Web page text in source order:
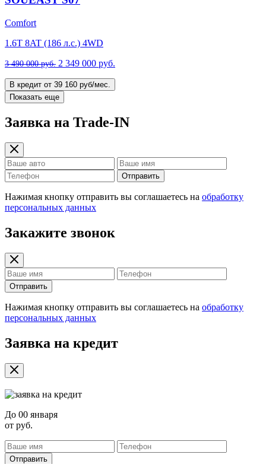
Comfort
1.6T 8AT (186 л.с.) 4WD
3 490 000 руб. 2 349 000 руб.
В кредит от 39 160 руб/мес.
Показать еще
Заявка на Trade-IN
Отправить
Нажимая кнопку отправить вы соглашаетесь на обработку
персональных данных
Закажите звонок
Отправить
Нажимая кнопку отправить вы соглашаетесь на обработку
персональных данных
Заявка на кредит
До 00 января
от руб.
Отправить